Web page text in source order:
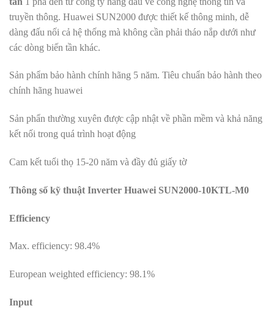
truyền thông. Huawei SUN2000 được thiết kế thông minh, dễ
dàng đấu nối cả hệ thống mà không cần phải tháo nắp dưới như
các dòng biến tần khác.
Sản phẩm bảo hành chính hãng 5 năm. Tiêu chuẩn bảo hành theo
chính hãng huawei
Sản phẩn thường xuyên được cập nhật về phần mềm và khả năng
kết nối trong quá trình hoạt động
Cam kết tuổi thọ 15-20 năm và đầy đủ giấy tờ
Thông số kỹ thuật Inverter Huawei SUN2000-10KTL-M0
Efficiency
Max. efficiency: 98.4%
European weighted efficiency: 98.1%
Input